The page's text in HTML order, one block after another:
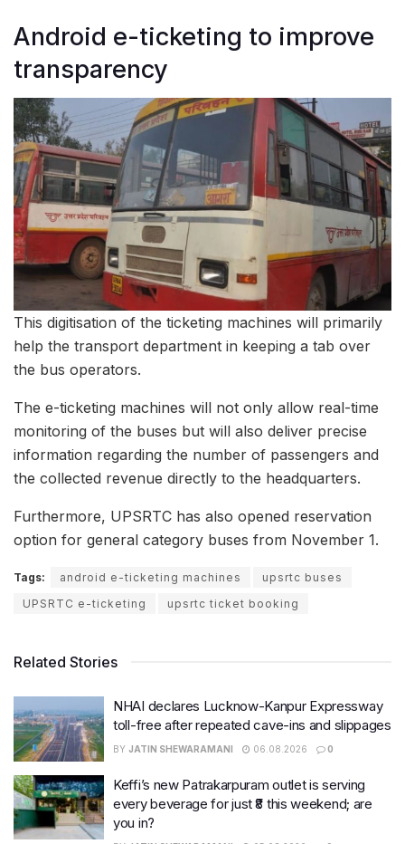
Android e-ticketing to improve
transparency
This digitisation of the ticketing machines will primarily
help the transport department in keeping a tab over
the bus operators.
The e-ticketing machines will not only allow real-time
monitoring of the buses but will also deliver precise
information regarding the number of passengers and
the collected revenue directly to the headquarters.
Furthermore, UPSRTC has also opened reservation
option for general category buses from November 1.
Tags: android e-ticketing machines
upsrtc buses
UPSRTC e-ticketing
upsrtc ticket booking
Related Stories
NHAI declares Lucknow-Kanpur Expressway
toll-free after repeated cave-ins and slippages
BY JATIN SHEWARAMANI 06.08.2026 0
Keffi’s new Patrakarpuram outlet is serving
every beverage for just ₹8 this weekend; are
you in?